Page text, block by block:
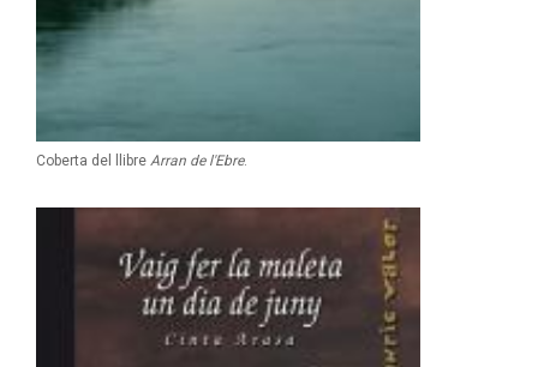
Coberta del llibre Arran de l'Ebre.